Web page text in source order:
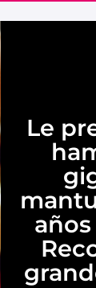
Le